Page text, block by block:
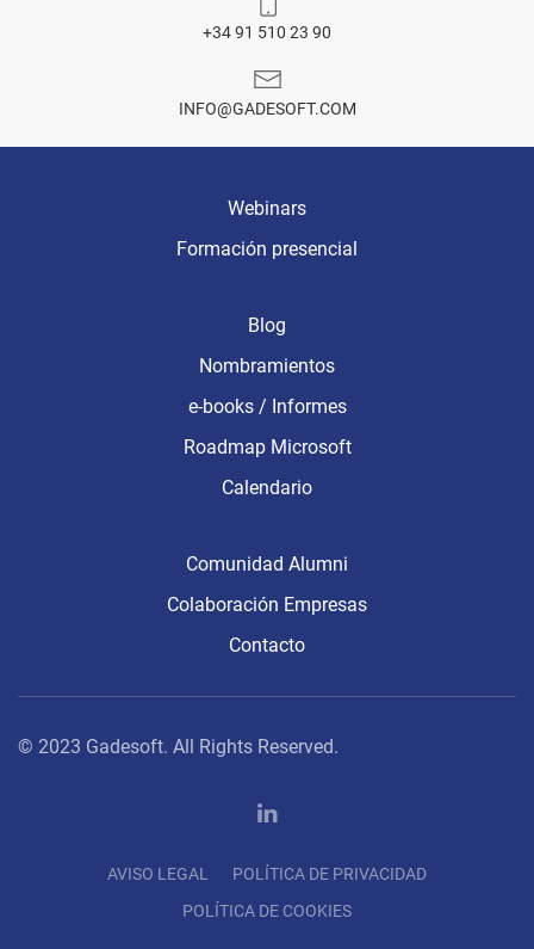
+34 91 510 23 90
INFO@GADESOFT.COM
Webinars
Formación presencial
Blog
Nombramientos
e-books / Informes
Roadmap Microsoft
Calendario
Comunidad Alumni
Colaboración Empresas
Contacto
© 2023 Gadesoft. All Rights Reserved.
AVISO LEGAL
POLÍTICA DE PRIVACIDAD
POLÍTICA DE COOKIES